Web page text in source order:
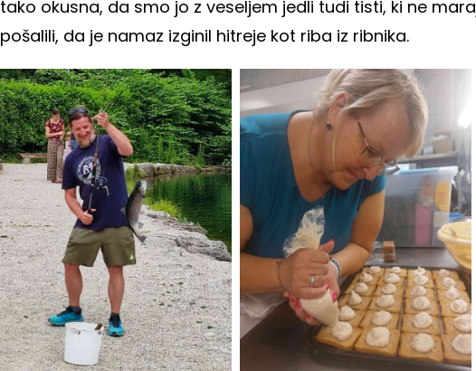
tako okusna, da smo jo z veseljem jedli tudi tisti, ki ne
pošalili, da je namaz izginil hitreje kot riba iz ribnika.